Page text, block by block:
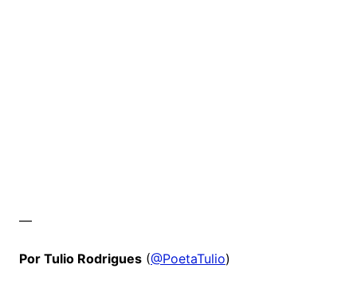
—
Por Tulio Rodrigues(@PoetaTulio)